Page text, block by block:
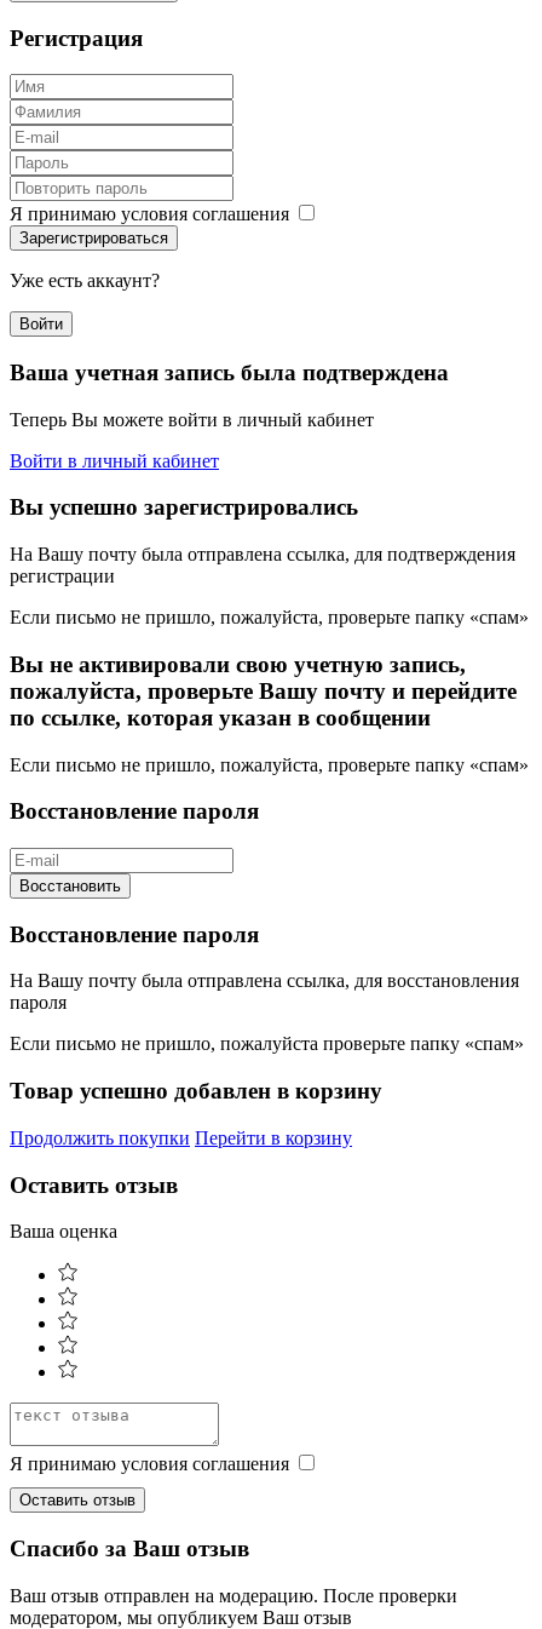
Регистрация
Я принимаю условия соглашения
Зарегистрироваться
Уже есть аккаунт?
Войти
Ваша учетная запись была подтверждена
Теперь Вы можете войти в личный кабинет
Войти в личный кабинет
Вы успешно зарегистрировались
На Вашу почту была отправлена ссылка, для подтверждения
регистрации
Если письмо не пришло, пожалуйста, проверьте папку «спам»
Вы не активировали свою учетную запись,
пожалуйста, проверьте Вашу почту и перейдите
по ссылке, которая указан в сообщении
Если письмо не пришло, пожалуйста, проверьте папку «спам»
Восстановление пароля
Восстановить
Восстановление пароля
На Вашу почту была отправлена ссылка, для восстановления
пароля
Если письмо не пришло, пожалуйста проверьте папку «спам»
Товар успешно добавлен в корзину
Продолжить покупки Перейти в корзину
Оставить отзыв
Ваша оценка
Я принимаю условия соглашения
Оставить отзыв
Спасибо за Ваш отзыв
Ваш отзыв отправлен на модерацию. После проверки
модератором, мы опубликуем Ваш отзыв